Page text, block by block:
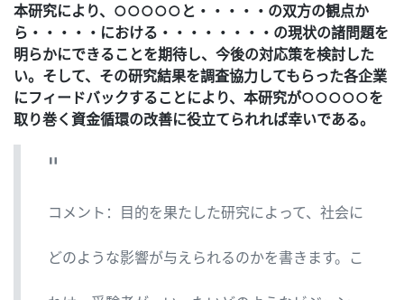
本研究により、○○○○○と・・・・・の双方の観点か
ら・・・・・における・・・・・・・・の現状の諸問題を
明らかにできることを期待し、今後の対応策を検討した
い。そして、その研究結果を調査協力してもらった各企業
にフィードバックすることにより、本研究が○○○○○を
取り巻く資金循環の改善に役立てられれば幸いである。
コメント：目的を果たした研究によって、社会に
どのような影響が与えられるのかを書きます。こ